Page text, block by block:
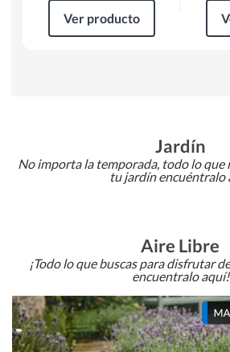
Ver producto
Jardín
No importa la temporada, todo lo que
tu jardín encuéntralo
Aire Libre
¡Todo lo que buscas para disfrutar
encuentralo aquí!